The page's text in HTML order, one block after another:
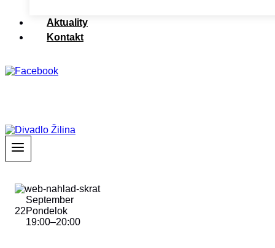
Aktuality
Kontakt
22
September
Pondelok
19:00–20:00